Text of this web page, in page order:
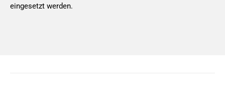
eingesetzt werden.